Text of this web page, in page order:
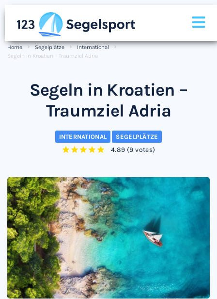
Home Segelplätze
International
Segeln in Kroatien – Traumziel Adria
Segeln in Kroatien –
Traumziel Adria
INTERNATIONAL SEGELPLÄTZE
4.89 (9 votes)